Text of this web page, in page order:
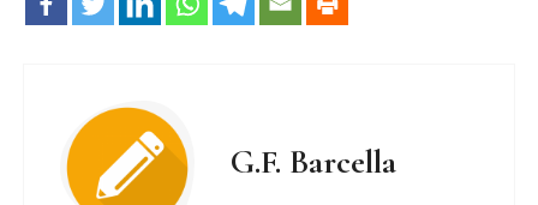
G.F. Barcella